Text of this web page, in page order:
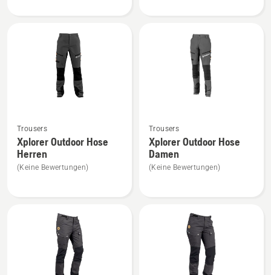
Details
zu
Xplorer
Outdoor
Trousers
Xplorer Outdoor Hose
Herren
(Keine Bewertungen)
Details
zu
Xplorer
Outdoor
Trousers
Xplorer Outdoor Hose
Damen
(Keine Bewertungen)